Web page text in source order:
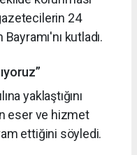
24
kutladı.
yaklaştığını
eser ve hizmet
ettiğini söyledi.